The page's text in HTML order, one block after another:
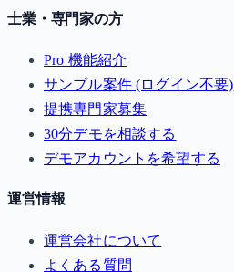
士業・専門家の方
Pro 機能紹介
サンプル案件 (ログイン不要)
提携専門家募集
30分デモを相談する
デモアカウントを希望する
運営情報
運営会社について
よくある質問